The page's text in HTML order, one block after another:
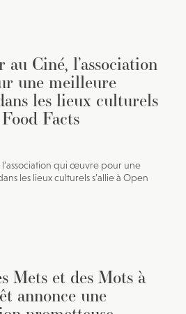
Ciné, l’association
une meilleure
les lieux culturels
Facts
qui œuvre pour une
les lieux culturels s’allie à Open
Mets et des Mots à
annonce une